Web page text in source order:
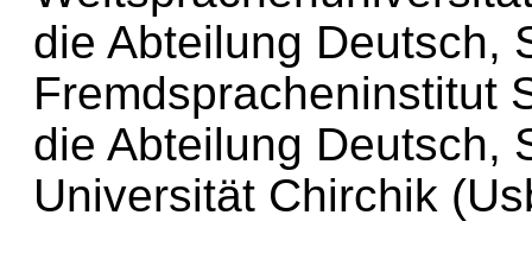
die Abteilung Deutsch,
Fremdspracheninstitut
die Abteilung Deutsch,
Universität Chirchik